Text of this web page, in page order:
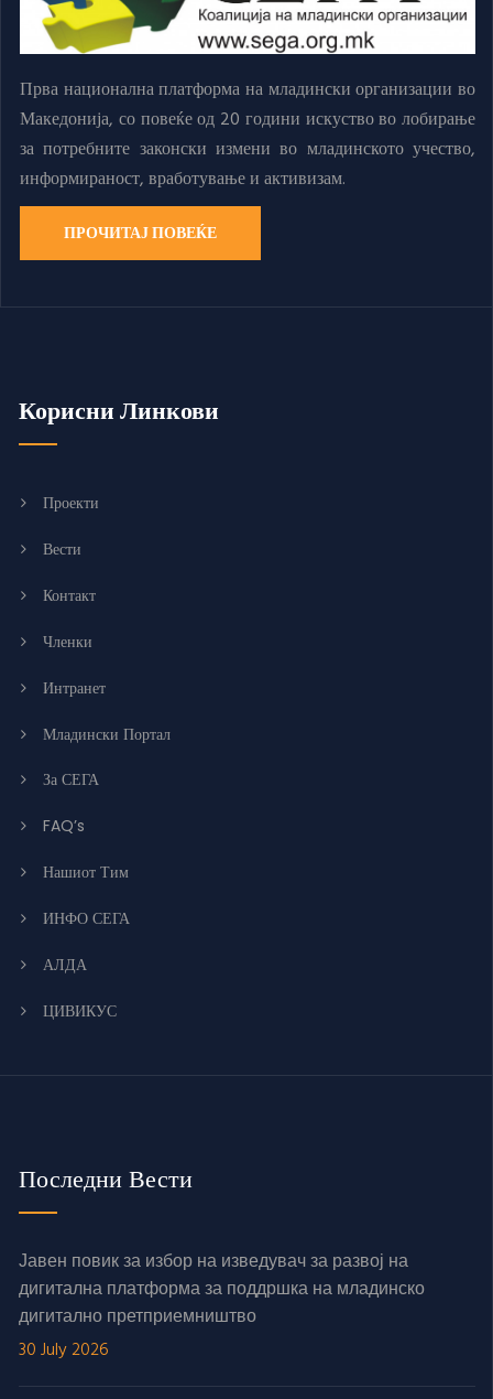
Прва национална платформа на младински организации во
Македонија, со повеќе од 20 години искуство во лобирање
за потребните законски измени во младинското учество,
информираност, вработување и активизам.
ПРОЧИТАЈ ПОВЕЌЕ
Корисни Линкови
Проекти
Вести
Контакт
Членки
Интранет
Младински Портал
За СЕГА
FAQ’s
Нашиот Тим
ИНФО СЕГА
АЛДА
ЦИВИКУС
Последни Вести
Јавен повик за избор на изведувач за развој на
дигитална платформа за поддршка на младинско
дигитално претприемништво
30 July 2026